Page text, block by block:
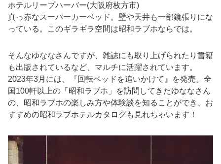
ホテルリープハーバー(大阪府枚方市)
真っ赤なスーパーカーベッド。壁や天井も一部鏡張りにな
っている。このギラギラ空間は昭和ラブホならでは。
そんなゆななさんですが、雑誌にも取り上げられたり書籍
も出版されているなど、マルチに活躍されています。
2023年3月には、『回転ベッドを追いかけて』を発売。全
国100軒以上の「昭和ラブホ」を訪問してきたゆななさん
の、昭和ラブホの楽しみ方や体験談を知ることができ、お
すすめの昭和ラブホテルカタログも見れちゃいます！